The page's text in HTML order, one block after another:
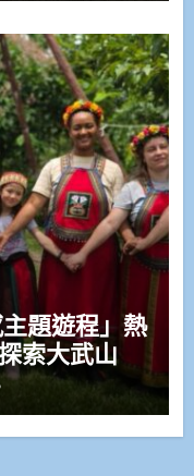
題遊程」熱
索大武山